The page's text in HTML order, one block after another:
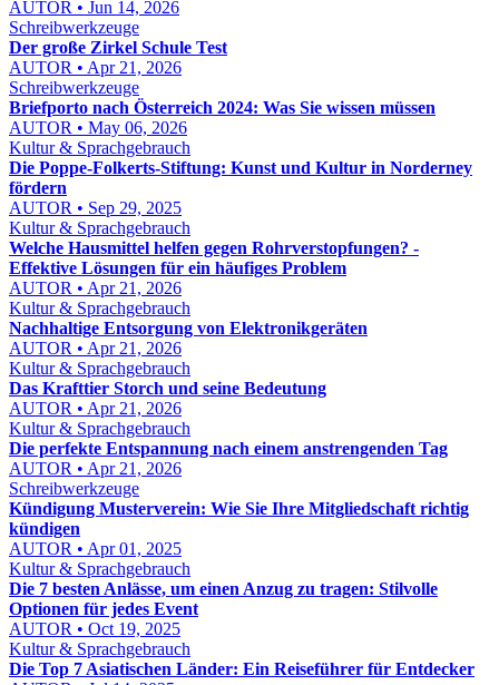
AUTOR • Jun 14, 2026
Schreibwerkzeuge
Der große Zirkel Schule Test
AUTOR • Apr 21, 2026
Schreibwerkzeuge
Briefporto nach Österreich 2024: Was Sie wissen müssen
AUTOR • May 06, 2026
Kultur & Sprachgebrauch
Die Poppe-Folkerts-Stiftung: Kunst und Kultur in Norderney
fördern
AUTOR • Sep 29, 2025
Kultur & Sprachgebrauch
Welche Hausmittel helfen gegen Rohrverstopfungen? -
Effektive Lösungen für ein häufiges Problem
AUTOR • Apr 21, 2026
Kultur & Sprachgebrauch
Nachhaltige Entsorgung von Elektronikgeräten
AUTOR • Apr 21, 2026
Kultur & Sprachgebrauch
Das Krafttier Storch und seine Bedeutung
AUTOR • Apr 21, 2026
Kultur & Sprachgebrauch
Die perfekte Entspannung nach einem anstrengenden Tag
AUTOR • Apr 21, 2026
Schreibwerkzeuge
Kündigung Musterverein: Wie Sie Ihre Mitgliedschaft richtig
kündigen
AUTOR • Apr 01, 2025
Kultur & Sprachgebrauch
Die 7 besten Anlässe, um einen Anzug zu tragen: Stilvolle
Optionen für jedes Event
AUTOR • Oct 19, 2025
Kultur & Sprachgebrauch
Die Top 7 Asiatischen Länder: Ein Reiseführer für Entdecker